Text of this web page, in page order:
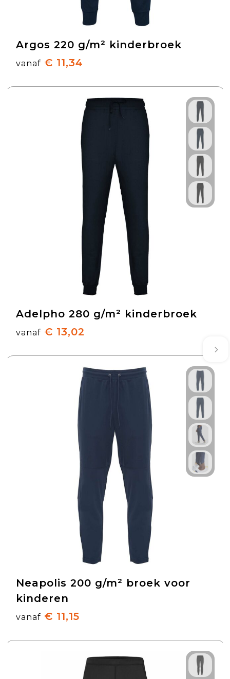
Argos 220 g/m² kinderbroek
vanaf € 11,34
Adelpho 280 g/m² kinderbroek
vanaf € 13,02
Neapolis 200 g/m² broek voor
kinderen
vanaf € 11,15